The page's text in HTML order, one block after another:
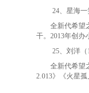
24、星海一
全新代希望之
干。2013年创办
25、刘洋（
全新代希望之
2.013》《火星